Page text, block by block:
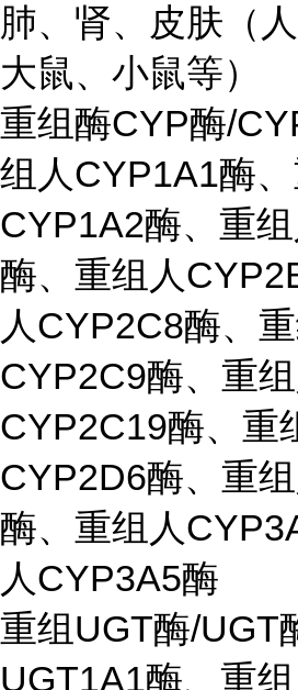
肺、肾、皮肤（
大鼠、小鼠等）
重组酶CYP酶/
组人CYP1A1酶
CYP1A2酶、重
酶、重组人
人CYP2C8酶、
CYP2C9酶、重
CYP2C19酶、重
CYP2D6酶、重
酶、重组人
人CYP3A5酶
重组UGT酶/UGT
UGT1A1酶、重